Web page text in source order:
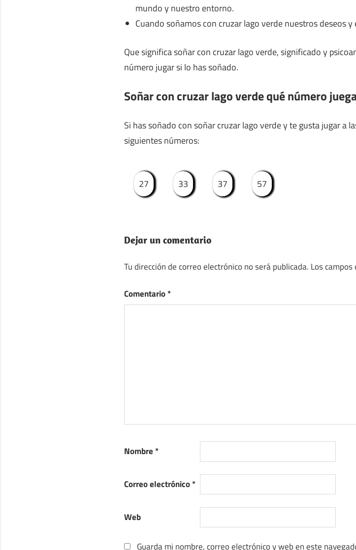
mundo y nuestro entorno.
Cuando soñamos con cruzar lago verde nuestros deseos
Que significa soñar con cruzar lago verde, significado y
número jugar si lo has soñado.
Soñar con cruzar lago verde qué número
Si has soñado con soñar cruzar lago verde y te gusta jugar a
siguientes números:
27 33 37 57
Dejar un comentario
Tu dirección de correo electrónico no será publicada. Los
Comentario*
Nombre *
Correo electrónico*
Web
Guarda mi nombre, correo electrónico y web en este